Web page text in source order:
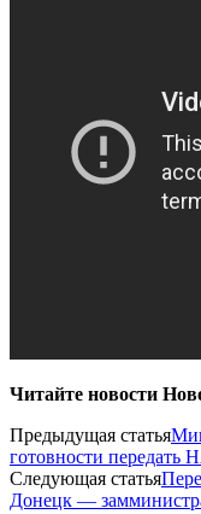
Читайте новости
Предыдущая статья
готовности
Следующая статья
Донецк —